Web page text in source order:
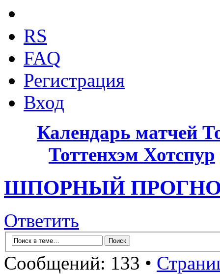
RS
FAQ
Регистрация
Вход
Календарь матчей
Тоттенхэм Хотспур
ШПОРНЫЙ
Ответить
Сообщений: 133 •